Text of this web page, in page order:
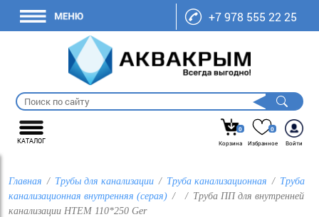
+7 978 555 22 25
КАТАЛОГ
0
Корзина
0
Избранное
Войти
Главная Трубы для канализации Труба канализационная
Труба
канализационная внутренняя (серая)
Труба ПП для внутренней
канализации HTEM 110*250 Ger